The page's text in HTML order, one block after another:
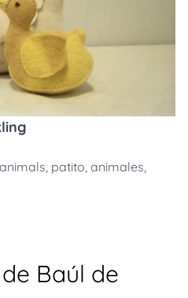
animals patito animales
Baúl de